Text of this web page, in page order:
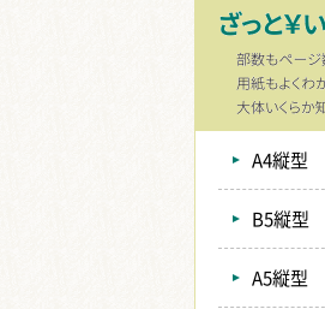
A4縦型
B5縦型
A5縦型